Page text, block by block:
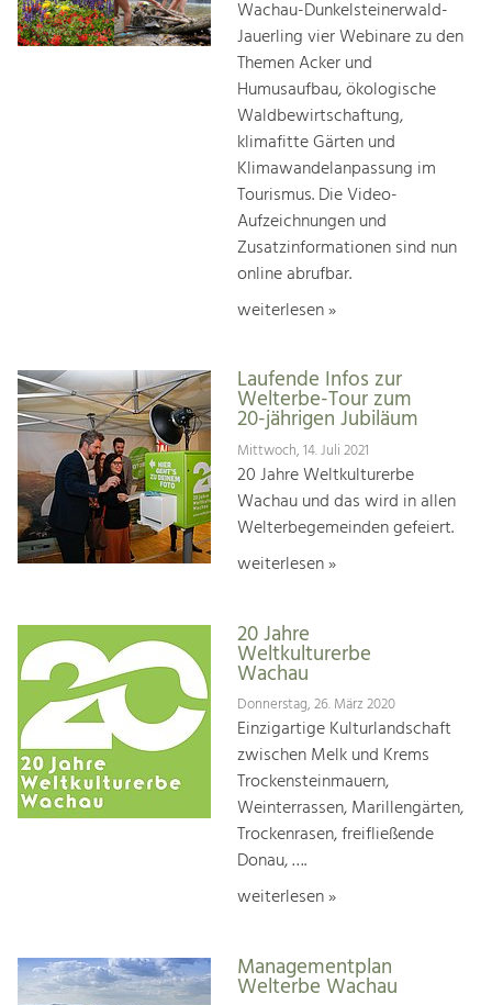
Wachau-Dunkelsteinerwald-
Jauerling vier Webinare zu den
Themen Acker und
Humusaufbau, ökologische
Waldbewirtschaftung,
klimafitte Gärten und
Klimawandelanpassung im
Tourismus. Die Video-
Aufzeichnungen und
Zusatzinformationen sind nun
online abrufbar.
weiterlesen »
Laufende Infos zur
Welterbe-Tour zum
20-jährigen Jubiläum
Mittwoch, 14. Juli 2021
20 Jahre Weltkulturerbe
Wachau und das wird in allen
Welterbegemeinden gefeiert.
weiterlesen »
20 Jahre
Weltkulturerbe
Wachau
Donnerstag, 26. März 2020
Einzigartige Kulturlandschaft
zwischen Melk und Krems
Trockensteinmauern,
Weinterrassen, Marillengärten,
Trockenrasen, freifließende
Donau, ….
weiterlesen »
Managementplan
Welterbe Wachau